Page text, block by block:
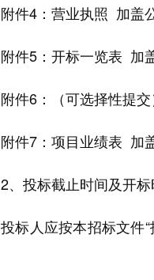
附件4：营业执照 加盖
附件5：开标一览表 加
附件6 ：（可选择性提
附件7 ： 项目业绩表 加
2、 投标截止时间及开
投标人应按本招标文件